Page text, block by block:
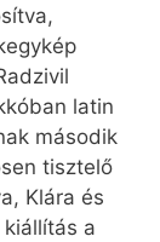
latin
második
tisztelő
Klára és
a